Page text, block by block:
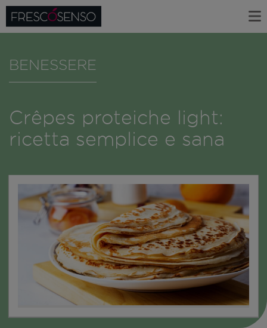
BENESSERE
Crêpes proteiche light:
ricetta semplice e sana